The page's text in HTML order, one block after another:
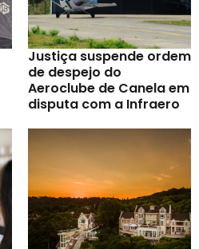
Justiça suspende ordem
de despejo do
Aeroclube de Canela em
disputa com a Infraero